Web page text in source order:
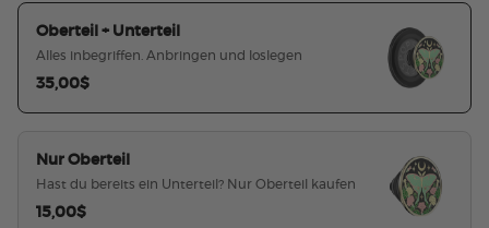
Oberteil + Unterteil
Alles inbegriffen. Anbringen und loslegen
35,00$
Nur Oberteil
Hast du bereits ein Unterteil? Nur Oberteil kaufen
15,00$